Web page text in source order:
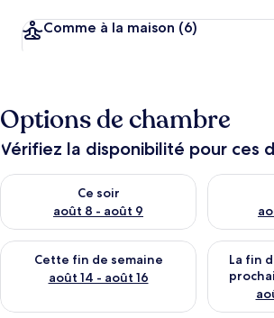
Comme à la maison (6)
Options de chambre
Vérifiez la disponibilité pour ces
Ce soir
août 8 - août 9
Vérifier la disponibilité pour ce soir août 8
Vérifier
Cette fin de semaine
août 14 - août 16
Vérifier la disponibilité pour cette fin de
La fin
Vérifier